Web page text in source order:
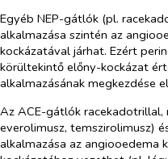
Egyéb NEP-gátlók (pl.
alkalmazása szintén az
kockázatával járhat. Ezért
körültekintő előny-kockázat
alkalmazásának megkezdése
Az ACE-gátlók racekadotrillal,
everolimusz, temszirolimusz)
alkalmazása az angiooedema